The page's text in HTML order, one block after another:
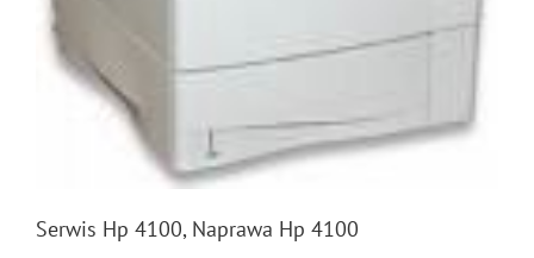
Serwis Hp 4100, Naprawa Hp 4100